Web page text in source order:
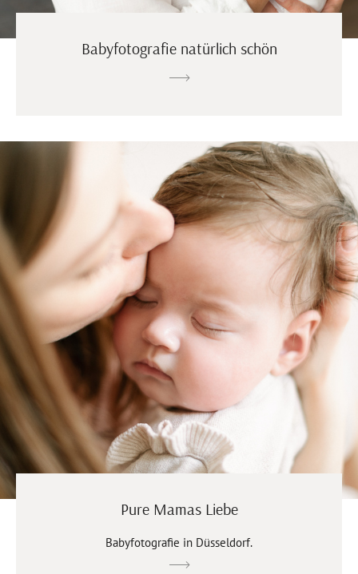
Babyfotografie natürlich schön
Pure Mamas Liebe
Babyfotografie in Düsseldorf.